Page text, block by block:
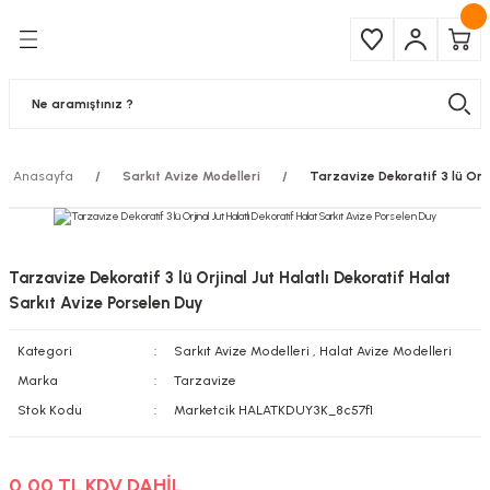
Anasayfa Sarkıt Avize Modelleri Tarzavize Dekoratif 3 lü
Tarzavize Dekoratif 3 lü Orjinal Jut Halatlı Dekoratif Halat
Sarkıt Avize Porselen Duy
Kategori Sarkıt Avize Modelleri , Halat Avize Modelleri
Marka
Tarzavize
Stok Kodu
Marketcik HALATKDUY3K_8c57f1
0,00 TL KDV DAHİL